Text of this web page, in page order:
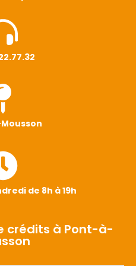
de 8h à 19h
crédits à Pont-à-